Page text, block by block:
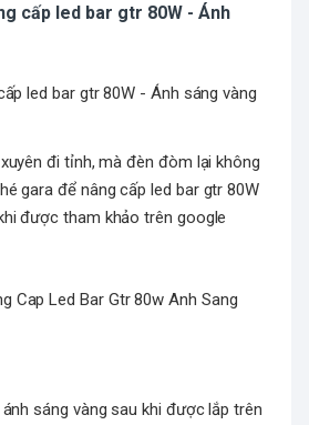
cấp led bar gtr 80W - Ánh
led bar gtr 80W - Ánh sáng vàng
đi tỉnh, mà đèn đòm lại không
gara để nâng cấp led bar gtr 80W
được tham khảo trên google
sáng vàng sau khi được lắp trên